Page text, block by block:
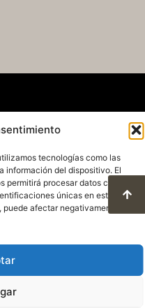
tecnologías como las
información del dispositivo. El
procesar datos como el
únicas en este sitio.
afectar negativamente a
Aviso Legal
de datos
reservados
S.L.